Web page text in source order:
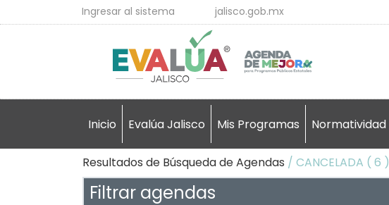
Ingresar al sistema jalisco.gob.mx
Inicio Evalúa Jalisco Mis Programas Normatividad
Resultados de Búsqueda de Agendas / CANCELADA ( 6 )
Filtrar agendas